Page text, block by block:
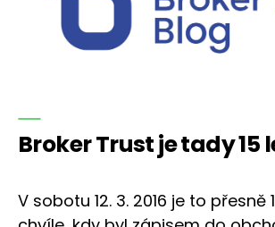
Broker Trust je tady 15
V sobotu 12. 3. 2016 je to přesně